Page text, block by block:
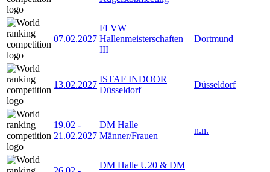
07.02.2027
FLVW
Hallenmeisterschaften
III
Dortmund
13.02.2027
ISTAF INDOOR
Düsseldorf
Düsseldorf
19.02 -
21.02.2027
DM Halle
Männer/Frauen
n.n.
DM Halle U20 & DM